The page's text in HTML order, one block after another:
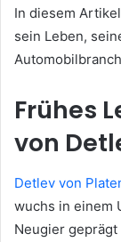
In diesem
sein Leben,
Frühes
von
Detlev von
wuchs in einem
Neugier